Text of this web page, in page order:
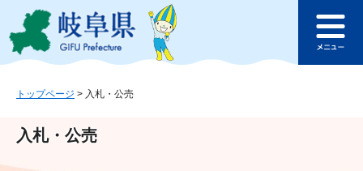
ジ
ュ
このページの本文へ
ュ
トップページ > 入札・公売
入札・公売